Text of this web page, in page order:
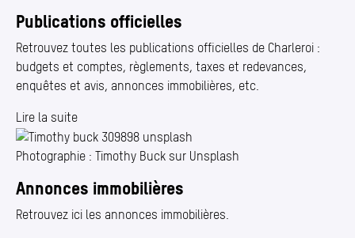
Publications officielles
Retrouvez toutes les publications officielles de Charleroi :
budgets et comptes, règlements, taxes et redevances,
enquêtes et avis, annonces immobilières, etc.
Lire la suite
Photographie : Timothy Buck sur Unsplash
Annonces immobilières
Retrouvez ici les annonces immobilières.